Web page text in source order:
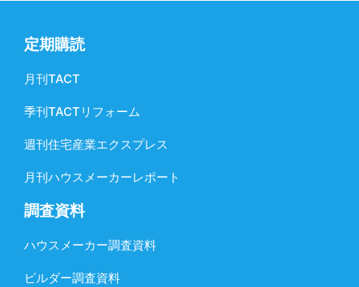
定期購読
月刊TACT
季刊TACTリフォーム
週刊住宅産業エクスプレス
月刊ハウスメーカーレポート
調査資料
ハウスメーカー調査資料
ビルダー調査資料